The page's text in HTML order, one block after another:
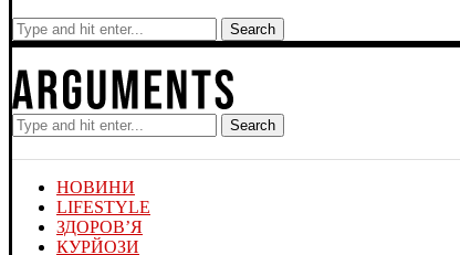
Search
Search
НОВИНИ
LIFESTYLE
ЗДОРОВ’Я
КУРЙОЗИ